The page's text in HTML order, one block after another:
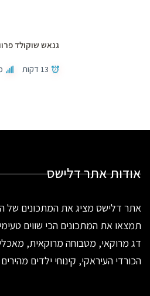
גנאש שוקולד
13 דקות
אודות אתר דלישס
אתר דלישס מציג את המתכונים של
תמצאו את המתכונים הכי שווים
דג מרוקאי, מטבוחה מרוקאית,
הכורדי העיראקי, קינוחי ילדים